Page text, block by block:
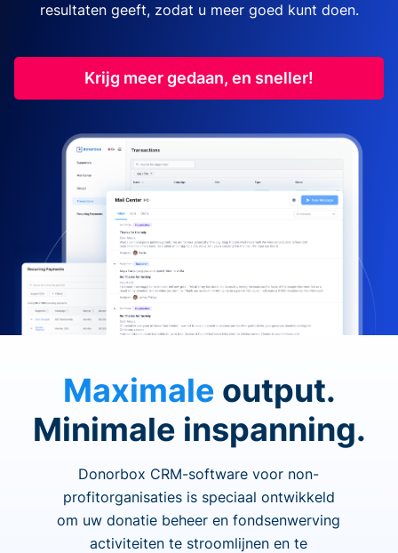
resultaten geeft, zodat u meer goed kunt doen.
Krijg meer gedaan, en sneller!
Maximale output.
Minimale inspanning.
Donorbox CRM-software voor non-
profitorganisaties is speciaal ontwikkeld
om uw donatie beheer en fondsenwerving
activiteiten te stroomlijnen en te